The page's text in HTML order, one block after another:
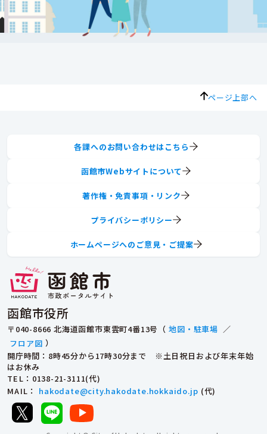
ページ上部へ
函館市役所
〒040-8666 北海道函館市東雲町4番13号（ 地図・駐車場 ／
フロア図 ）
開庁時間：8時45分から17時30分まで ※土日祝日および年末年始
はお休み
TEL ：0138-21-3111(代)
MAIL ： hakodate@city.hakodate.hokkaido.jp (代)
各課へのお問い合わせはこちら
函館市Webサイトについて
著作権・免責事項・リンク
プライバシーポリシー
ホームページへのご意見・ご提案